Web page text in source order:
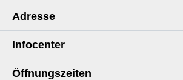
Adresse
Infocenter
Öffnungszeiten